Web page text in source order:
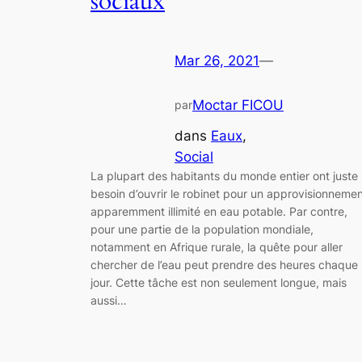
Mar 26, 2021—
parMoctar FICOU
dans Eaux
Social
La plupart des habitants du monde entier ont juste
besoin d’ouvrir le robinet pour un
apparemment illimité en eau potable. Par contre,
pour une partie de la population mondiale,
notamment en Afrique rurale, la quête pour aller
chercher de l’eau peut prendre des heures chaque
jour. Cette tâche est non seulement longue, mais
aussi…